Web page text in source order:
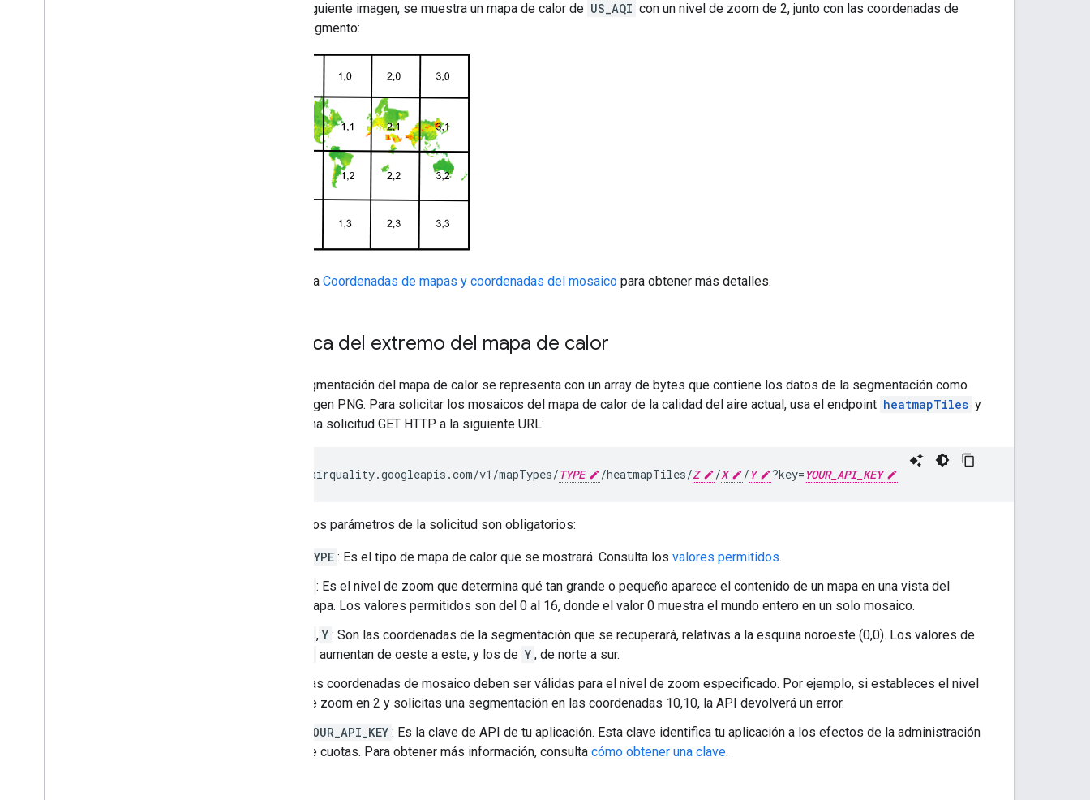
En la siguiente imagen, se muestra un mapa de calor de US_AQI con un nivel de zoom de 2, junto con las coordenadas de
cada segmento:
Consulta Coordenadas de mapas y coordenadas del mosaico para obtener más detalles.
Acerca del extremo del mapa de calor
Una segmentación del mapa de calor se representa con un array de bytes que contiene los datos de la segmentación como
una imagen PNG. Para solicitar los mosaicos del mapa de calor de la calidad del aire actual, usa el endpoint heatmapTiles y
envía una solicitud GET HTTP a la siguiente URL:
https://airquality.googleapis.com/v1/mapTypes/TYPE /heatmapTiles/Z /X / Y ?key= YOUR_API_KEY
Todos los parámetros de la solicitud son obligatorios:
TYPE : Es el tipo de mapa de calor que se mostrará. Consulta los valores permitidos.
: Es el nivel de zoom que determina qué tan grande o pequeño aparece el contenido de un mapa en una vista del
mapa. Los valores permitidos son del 0 al 16, donde el valor 0 muestra el mundo entero en un solo mosaico.
, Y : Son las coordenadas de la segmentación que se recuperará, relativas a la esquina noroeste (0,0). Los valores de
aumentan de oeste a este, y los de Y , de norte a sur.
Las coordenadas de mosaico deben ser válidas para el nivel de zoom especificado. Por ejemplo, si estableces el nivel
de zoom en 2 y solicitas una segmentación en las coordenadas 10,10, la API devolverá un error.
YOUR_API_KEY : Es la clave de API de tu aplicación. Esta clave identifica tu aplicación a los efectos de la administración
de cuotas. Para obtener más información, consulta cómo obtener una clave.